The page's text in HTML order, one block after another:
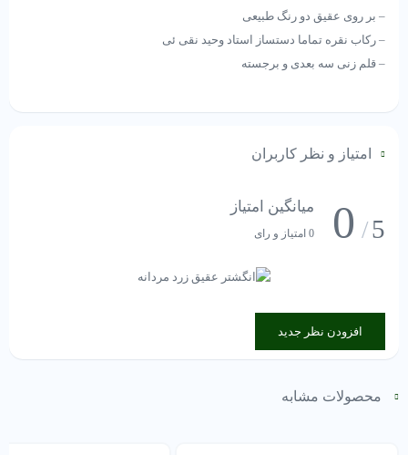
– بر روی عقیق دو رنگ طبیعی
– رکاب نقره تماما دستساز استاد وحید نقی ئی
– قلم زنی سه بعدی و برجسته
امتیاز و نظر کاربران
5
/
0 میانگین امتیاز
0 امتیاز و رای
افزودن نظر جدید
محصولات مشابه